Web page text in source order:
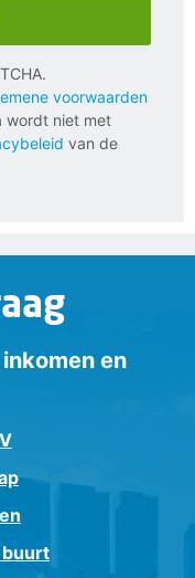
voorwaarden
wordt niet met
van de
en
buurt